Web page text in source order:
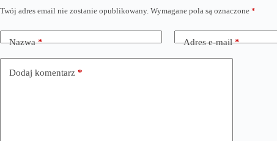
Twój adres email nie zostanie opublikowany. Wymagane pola są oznaczone *
Nazwa* Adres e-mail*
Dodaj komentarz *